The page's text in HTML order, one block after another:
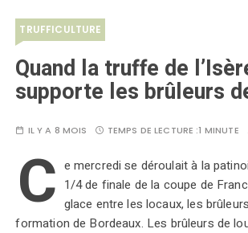
TRUFFICULTURE
Quand la truffe de
supporte les brûleurs
IL Y A 8 MOIS TEMPS DE LECTURE :1 MINUTE
C e mercredi se déroulait à la
1/4 de finale de la coupe de
glace entre les locaux, les
formation de Bordeaux. Les brûleurs de